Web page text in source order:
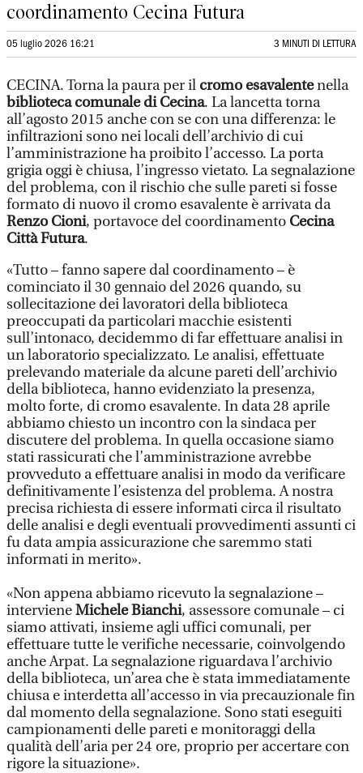
coordinamento Cecina Futura
05 luglio 2026 16:21 3 MINUTI DI LETTURA
CECINA. Torna la paura per il cromo esavalentenella
biblioteca comunale di Cecina. La lancetta torna
all’agosto 2015 anche con se con una differenza: le
infiltrazioni sono nei locali dell’archivio di cui
l’amministrazione ha proibito l’accesso. La porta
grigia oggi è chiusa, l’ingresso vietato. La segnalazione
del problema, con il rischio che sulle pareti si fosse
formato di nuovo il cromo esavalente è arrivata da
Renzo Cioni, portavoce del coordinamento Cecina
Città Futura.
«Tutto – fanno sapere dal coordinamento – è
cominciato il 30 gennaio del 2026 quando, su
sollecitazione dei lavoratori della biblioteca
preoccupati da particolari macchie esistenti
sull’intonaco, decidemmo di far effettuare analisi in
un laboratorio specializzato. Le analisi, effettuate
prelevando materiale da alcune pareti dell’archivio
della biblioteca, hanno evidenziato la presenza,
molto forte, di cromo esavalente. In data 28 aprile
abbiamo chiesto un incontro con la sindaca per
discutere del problema. In quella occasione siamo
stati rassicurati che l’amministrazione avrebbe
provveduto a effettuare analisi in modo da verificare
definitivamente l’esistenza del problema. A nostra
precisa richiesta di essere informati circa il risultato
delle analisi e degli eventuali provvedimenti assunti ci
fu data ampia assicurazione che saremmo stati
informati in merito».
«Non appena abbiamo ricevuto la segnalazione –
intervieneMichele Bianchi, assessore comunale – ci
siamo attivati, insieme agli uffici comunali, per
effettuare tutte le verifiche necessarie, coinvolgendo
anche Arpat. La segnalazione riguardava l’archivio
della biblioteca, un’area che è stata immediatamente
chiusa e interdetta all’accesso in via precauzionale fin
dal momento della segnalazione. Sono stati eseguiti
campionamenti delle pareti e monitoraggi della
qualità dell’aria per 24 ore, proprio per accertare con
rigore la situazione».